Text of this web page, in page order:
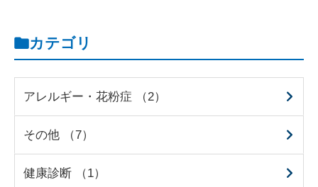
カテゴリ
アレルギー・花粉症 （2）
その他 （7）
健康診断 （1）